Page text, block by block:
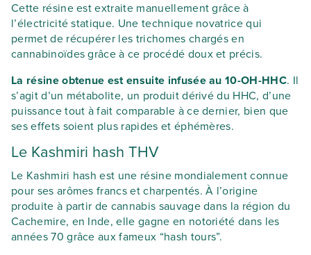
Cette résine est extraite manuellement grâce à
l’électricité statique. Une technique novatrice qui
permet de récupérer les trichomes chargés en
cannabinoïdes grâce à ce procédé doux et précis.
La résine obtenue est ensuite infusée au 10-OH-HHC. Il
s’agit d’un métabolite, un produit dérivé du HHC, d’une
puissance tout à fait comparable à ce dernier, bien que
ses effets soient plus rapides et éphémères.
Le Kashmiri hash THV
Le Kashmiri hash est une résine mondialement connue
pour ses arômes francs et charpentés. À l’origine
produite à partir de cannabis sauvage dans la région du
Cachemire, en Inde, elle gagne en notoriété dans les
années 70 grâce aux fameux “hash tours”.